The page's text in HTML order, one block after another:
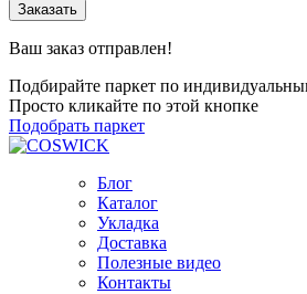
Заказать
Ваш заказ отправлен!
Подбирайте паркет по
Просто кликайте по этой кнопке
Подобрать паркет
Блог
Каталог
Укладка
Доставка
Полезные видео
Контакты